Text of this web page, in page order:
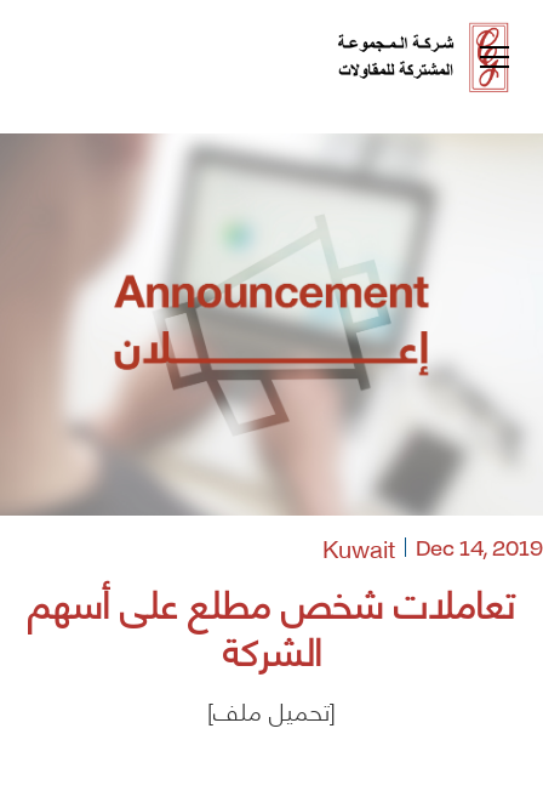
تعاملات شخص مطلع على أسهم
الشركة
Dec 14, 2019
Kuwait
[تحميل ملف]